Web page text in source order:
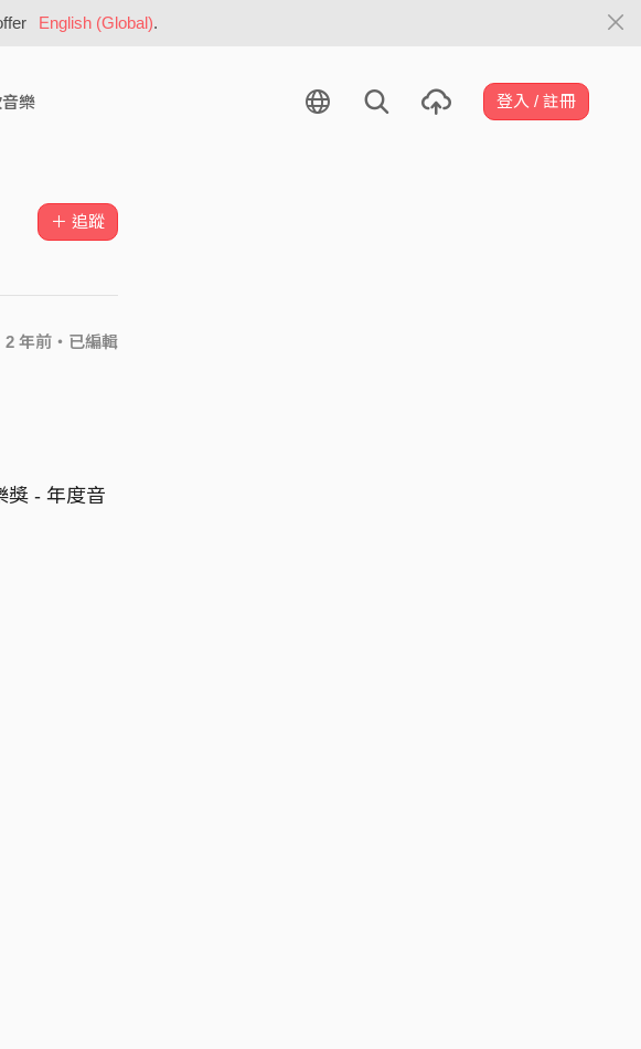
English (Global).
樂 登入 / 註冊
＋ 追蹤
2 年前 ・已編輯
獎 - 年度音